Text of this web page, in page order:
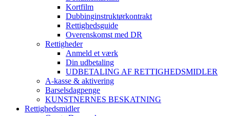
Kortfilm
Dubbinginstruktørkontrakt
Rettighedsguide
Overenskomst med DR
Rettigheder
Anmeld et værk
Din udbetaling
UDBETALING AF RETTIGHEDSMIDLER
A-kasse & aktivering
Barselsdagpenge
KUNSTNERNES BESKATNING
Rettighedsmidler